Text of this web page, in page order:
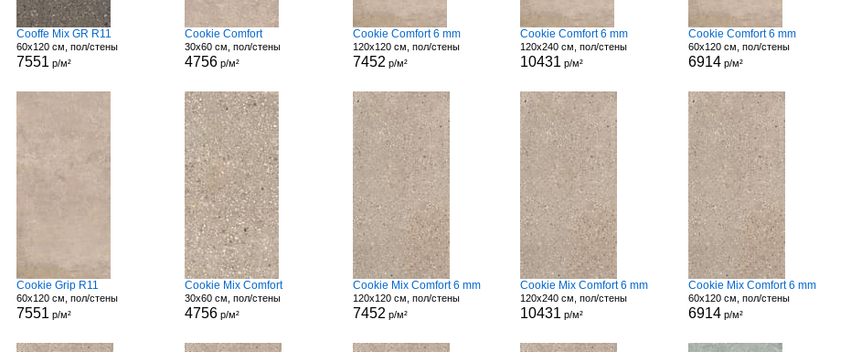
Cooffe Mix GR R11
60x120 см, пол/стены
7551 р/м²
Cookie Comfort
30x60 см, пол/стены
4756 р/м²
Cookie Comfort 6 mm
120x120 см, пол/стены
7452 р/м²
Cookie Comfort 6 mm
120x240 см, пол/стены
10431 р/м²
Cookie Comfort 6 mm
60x120 см, пол/стены
6914 р/м²
Cookie Grip R11
60x120 см, пол/стены
7551 р/м²
Cookie Mix Comfort
30x60 см, пол/стены
4756 р/м²
Cookie Mix Comfort 6 mm
120x120 см, пол/стены
7452 р/м²
Cookie Mix Comfort 6 mm
120x240 см, пол/стены
10431 р/м²
Cookie Mix Comfort 6 mm
60x120 см, пол/стены
6914 р/м²